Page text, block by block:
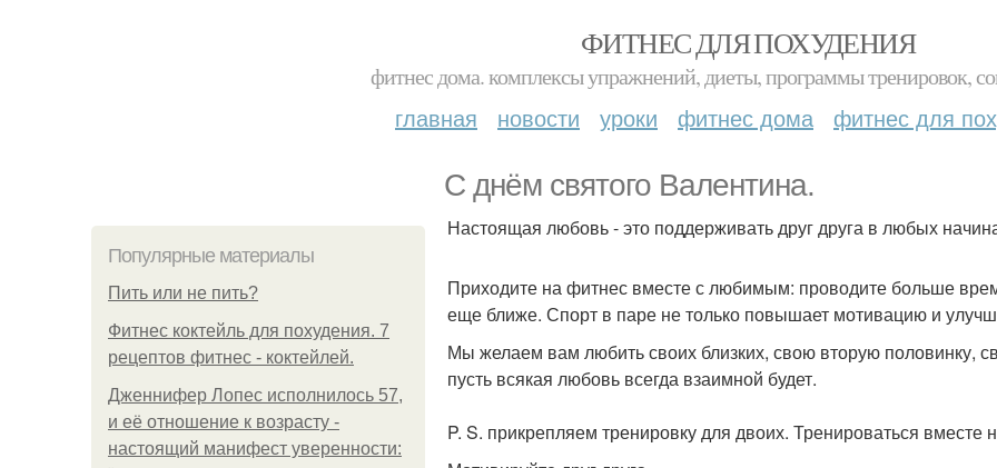
ФИТНЕС ДЛЯ ПОХУДЕНИЯ
фитнес дома. комплексы упражнений, диеты, программы тренировок,
главная новости уроки фитнес дома фитнес для
С днём святого Валентина.
Популярные материалы
Пить или не пить?
Фитнес коктейль для похудения. 7
рецептов фитнес - коктейлей.
Дженнифер Лопес исполнилось 57,
и её отношение к возрасту -
настоящий манифест уверенности:
Настоящая любовь - это поддерживать друг друга в любых
Приходите на фитнес вместе с любимым: проводите больше
еще ближе. Спорт в паре не только повышает мотивацию и
Мы желаем вам любить своих близких, свою вторую половинку,
пусть всякая любовь всегда взаимной будет.
P. S. прикрепляем тренировку для двоих. Тренироваться вместе